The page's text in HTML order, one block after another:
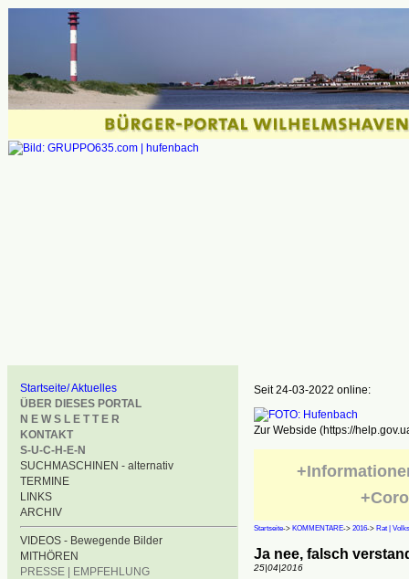
Startseite/ Aktuelles
ÜBER DIESES PORTAL
N E W S L E T T E R
KONTAKT
S-U-C-H-E-N
SUCHMASCHINEN - alternativ
TERMINE
LINKS
ARCHIV
VIDEOS - Bewegende Bilder
MITHÖREN
PRESSE | EMPFEHLUNG
Seit 24-03-2022 online:
Zur Webside (https://
Startseite-> KOMMENTARE-> 2016-> Rat |
Ja nee, falsch
25|04|2016